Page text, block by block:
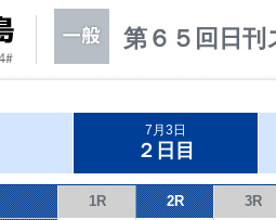
第６５回日刊
7月3日
２日目
1R 2R 3R